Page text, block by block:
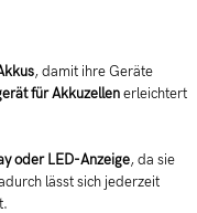
, damit ihre Geräte
für Akkuzellenerleichtert
oder LED-Anzeige, da sie
lässt sich jederzeit